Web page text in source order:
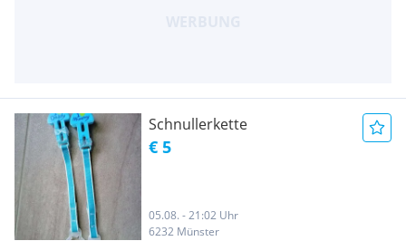
Schnullerkette
€ 5
05.08. - 21:02 Uhr
6232 Münster